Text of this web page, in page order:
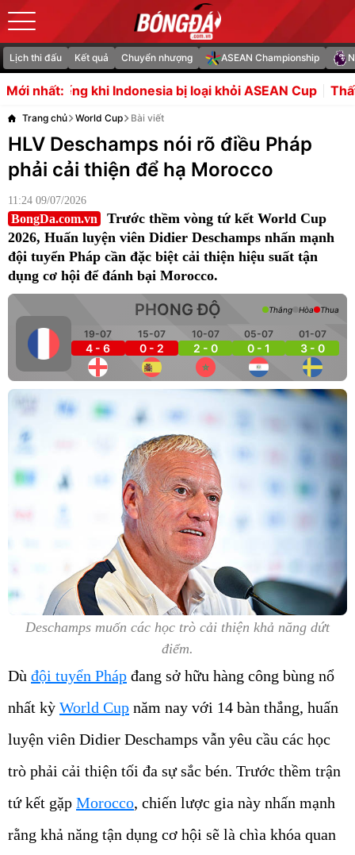
Lịch thi đấu Kết quả Chuyển nhượng ASEAN Championship
Mới nhất:bị loại khỏi ASEAN Cup Thất bại vụ Vinicius
Trang chủ World Cup Bài viết
HLV Deschamps nói rõ điều Pháp
phải cải thiện để hạ Morocco
11:24 09/07/2026
BongDa.com.vn
Trước thềm vòng tứ kết World Cup
2026, Huấn luyện viên Didier Deschamps nhấn mạnh
đội tuyển Pháp cần đặc biệt cải thiện hiệu suất tận
dụng cơ hội để đánh bại Morocco.
PHONG ĐỘ
19-07
4 - 6
15-07
0 - 2
10-07
2 - 0
05-07
0 - 1
01-07
3 - 0
Thắng Hòa Thua
Deschamps muốn các học trò cải thiện khả năng dứt
điểm.
Dù đội tuyển Pháp đang sở hữu hàng công bùng nổ
nhất kỳ World Cup năm nay với 14 bàn thắng, huấn
luyện viên Didier Deschamps vẫn yêu cầu các học
trò phải cải thiện tối đa sự sắc bén. Trước thềm trận
tứ kết gặp Morocco, chiến lược gia này nhấn mạnh
rằng khả năng tận dụng cơ hội sẽ là chìa khóa quan